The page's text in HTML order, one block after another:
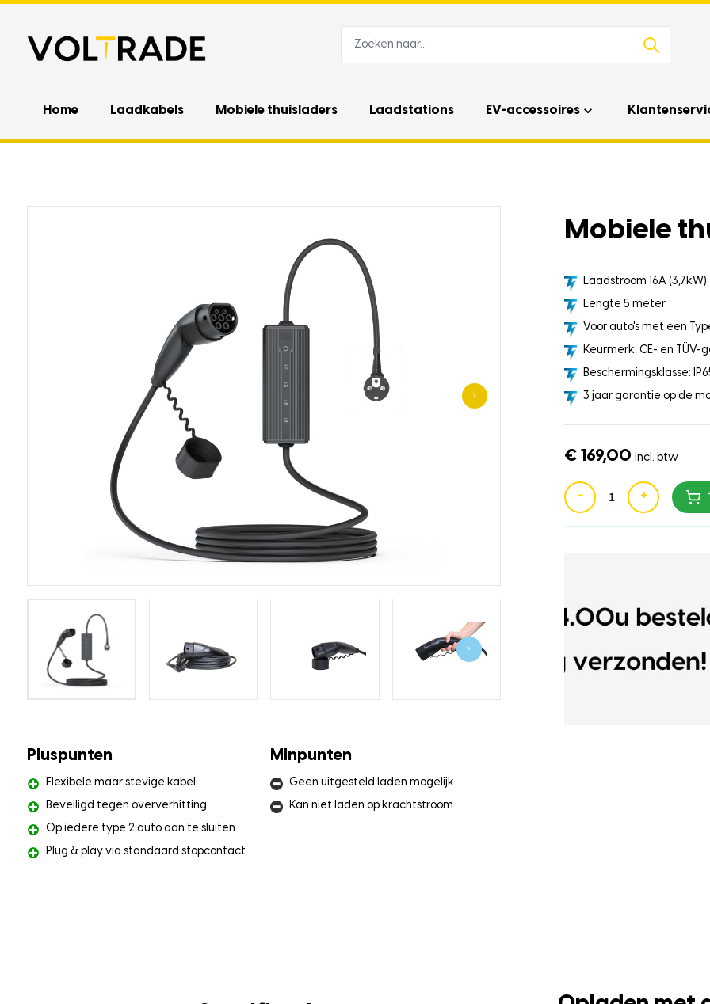
Home Laadkabels Mobiele thuisladers Laadstations EV-accessoires
›
›
Pluspunten
Flexibele maar stevige kabel
Beveiligd tegen oververhitting
Op iedere type 2 auto aan te sluiten
Plug & play via standaard stopcontact
Minpunten
Geen uitgesteld laden mogelijk
Kan niet laden op krachtstroom
Mobiele
Laadstroom 16A (3,7kW)
Lengte 5 meter
Voor auto's met een
Keurmerk: CE- en
Beschermingsklasse:
3 jaar garantie op de
€ 169,00 incl. btw
− +